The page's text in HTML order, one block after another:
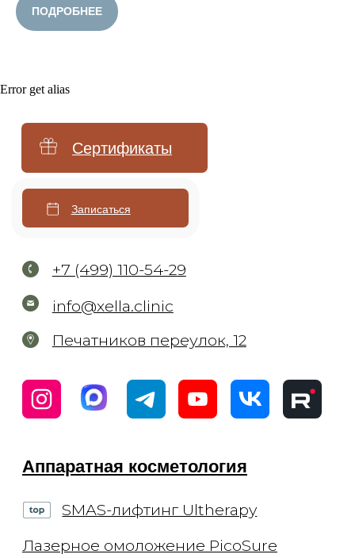
ПОДРОБНЕЕ
Error get alias
Уходы для лица
Миндальный пилинг
Авторские массажи
Сахарная депиляция
Восковая эпиляция
Моделирование фигуры
Криолиполиз на аппарате Coccon
Обертывание
Комплексы